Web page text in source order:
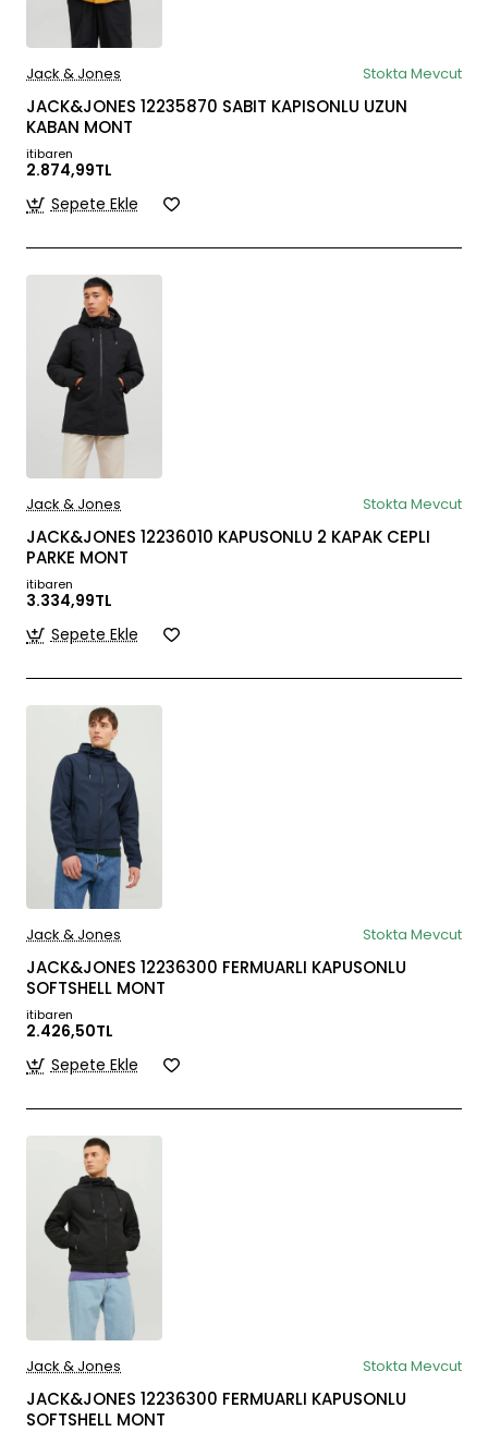
Jack & Jones Stokta Mevcut
JACK&JONES 12235870 SABIT KAPISONLU UZUN
KABAN MONT
itibaren
2.874,99TL
Sepete Ekle
Jack & Jones Stokta Mevcut
JACK&JONES 12236010 KAPUSONLU 2 KAPAK CEPLI
PARKE MONT
itibaren
3.334,99TL
Sepete Ekle
Jack & Jones Stokta Mevcut
JACK&JONES 12236300 FERMUARLI KAPUSONLU
SOFTSHELL MONT
itibaren
2.426,50TL
Sepete Ekle
Jack & Jones Stokta Mevcut
JACK&JONES 12236300 FERMUARLI KAPUSONLU
SOFTSHELL MONT